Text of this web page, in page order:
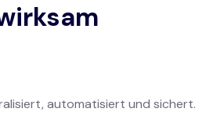
automatisiert und sichert.